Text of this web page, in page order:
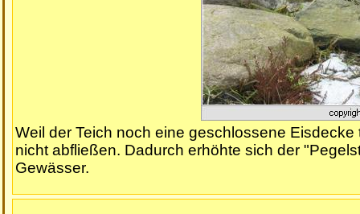
Weil der Teich noch eine geschlossene
nicht abfließen. Dadurch erhöhte sich der
Gewässer.